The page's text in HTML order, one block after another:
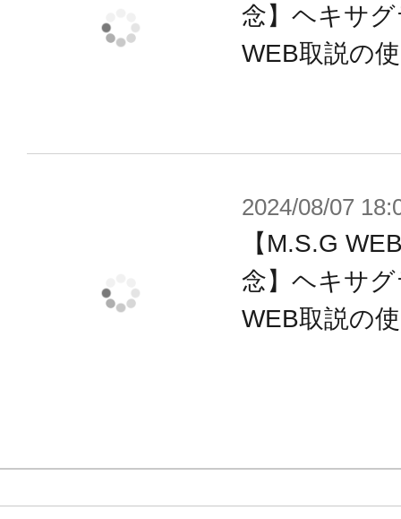
■シンプルジョイントタイプ×4
ます。また撮影用に塗装されており
念】ヘキサ
WEB取説の
2024/08/07
【M.S.G
念】ヘキサ
WEB取説の